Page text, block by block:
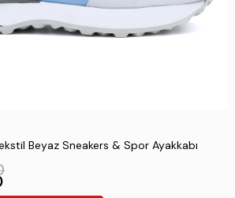
Beyaz Sneakers & Spor Ayakkabı